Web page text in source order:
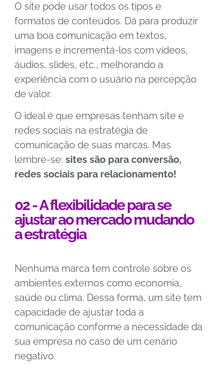
O site pode usar todos os tipos e
formatos de conteúdos. Dá para produzir
uma boa comunicação em textos,
imagens e incrementá-los com vídeos,
áudios, slides, etc., melhorando a
experiência com o usuário na percepção
de valor.
O ideal é que empresas tenham site e
redes sociais na estratégia de
comunicação de suas marcas. Mas
lembre-se: sites são para conversão,
redes sociais para relacionamento!
02 - A flexibilidade para se
ajustar ao mercado mudando
a estratégia
Nenhuma marca tem controle sobre os
ambientes externos como economia,
saúde ou clima. Dessa forma, um site tem
capacidade de ajustar toda a
comunicação conforme a necessidade da
sua empresa no caso de um cenário
negativo.